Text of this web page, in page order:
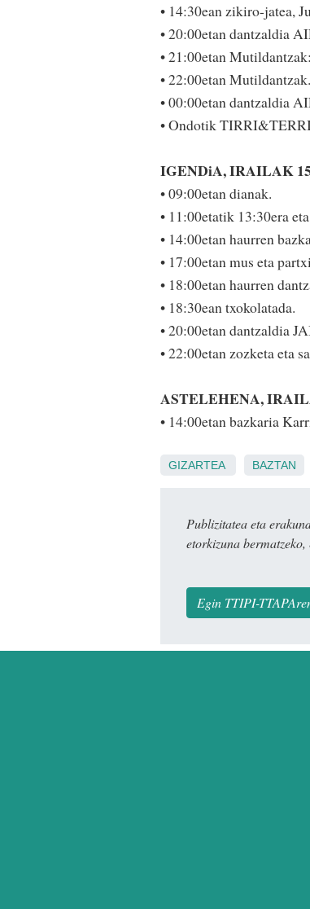
• 14:30ean zikiro-jatea,
• 20:00etan dantzaldia
• 21:00etan
• 22:00etan Mutildan­tzak.
• 00:00etan dantzaldia
• Ondotik
IGENDiA, IRAILAK 15
• 09:00etan dianak.
• 11:00etatik 13:30era
• 14:00etan haurren
• 17:00etan mus eta
• 18:00etan haurren
• 18:30ean txokolatada.
• 20:00etan dantzaldia
• 22:00etan zozketa eta
ASTELEHENA,
• 14:00etan bazkaria
GIZARTEA BAZTAN
Publizitatea eta
etorkizuna
Egin TTIPI-